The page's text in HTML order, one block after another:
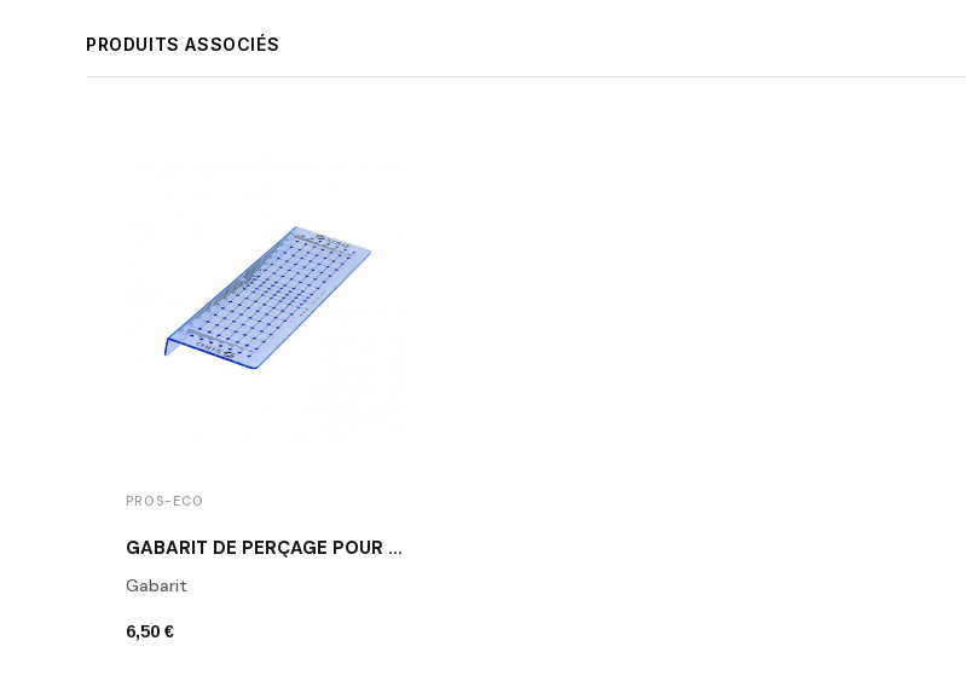
PRODUITS ASSOCIÉS
PROS-ECO
GABARIT DE PERÇAGE POUR BOUTONS ET POIGNÉES DE MEUBLE
Gabarit
6,50 €